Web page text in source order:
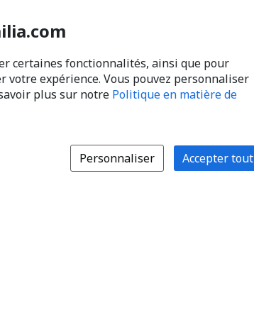
certaines fonctionnalités, ainsi que pour
votre expérience. Vous pouvez personnaliser
plus sur notre Politique en matière de
Personnaliser Accepter tout